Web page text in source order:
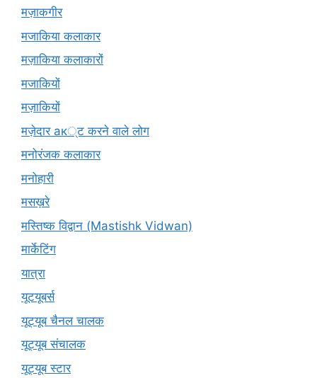
मज़ाकगीर
मजाकिया कलाकार
मज़ाकिया कलाकारों
मजाकियों
मज़ाकियों
मज़ेदार ак्ट करने वाले लोग
मनोरंजक कलाकार
मनोहारी
मसख़रे
मस्तिष्क विद्वान (Mastishk Vidwan)
मार्केटिंग
यात्रा
यूटयूबर्स
यूट्यूब चैनल चालक
यूट्यूब संचालक
यूट्यूब स्टार